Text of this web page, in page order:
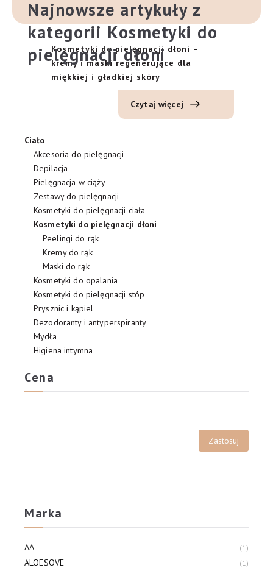
Najnowsze artykuły z
kategorii Kosmetyki do
pielęgnacji dłoni
Kosmetyki do pielęgnacji dłoni –
kremy i maski regenerujące dla
miękkiej i gładkiej skóry
Czytaj więcej
Ciało
Akcesoria do pielęgnacji
Depilacja
Pielęgnacja w ciąży
Zestawy do pielęgnacji
Kosmetyki do pielęgnacji ciała
Kosmetyki do pielęgnacji dłoni
Peelingi do rąk
Kremy do rąk
Maski do rąk
Kosmetyki do opalania
Kosmetyki do pielęgnacji stóp
Prysznic i kąpiel
Dezodoranty i antyperspiranty
Mydła
Higiena intymna
Cena
Marka
AA 1
ALOESOVE 1